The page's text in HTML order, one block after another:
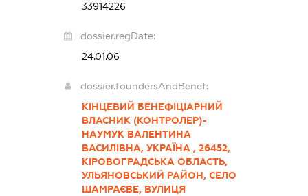
33914226
dossier.regDate:
24.01.06
dossier.foundersAndBenef:
КІНЦЕВИЙ БЕНЕФІЦІАРНИЙ
ВЛАСНИК (КОНТРОЛЕР)-
НАУМУК ВАЛЕНТИНА
ВАСИЛІВНА, УКРАЇНА , 26452,
КІРОВОГРАДСЬКА ОБЛАСТЬ,
УЛЬЯНОВСЬКИЙ РАЙОН, СЕЛО
ШАМРАЄВЕ, ВУЛИЦЯ